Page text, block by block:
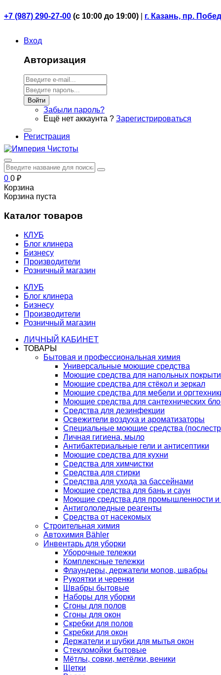
+7 (987) 290-27-00 (с 10:00 до 19:00) г. Казань, пр.
Вход
Авторизация
Войти
Забыли пароль?
Ещё нет аккаунта ? Зарегистрироваться
Регистрация
0 0 ₽
Корзина
Корзина пуста
Каталог товаров
КЛУБ
Блог клинера
Бизнесу
Производители
Розничный магазин
КЛУБ
Блог клинера
Бизнесу
Производители
Розничный магазин
ЛИЧНЫЙ КАБИНЕТ
ТОВАРЫ
Бытовая и профессиональная химия
Универсальные моющие средства
Моющие средства для напольных
Моющие средства для стёкол и зеркал
Моющие средства для мебели и
Моющие средства для сантехнических
Средства для дезинфекции
Освежители воздуха и ароматизаторы
Специальные моющие средства
Личная гигиена, мыло
Антибактериальные гели и антисептики
Моющие средства для кухни
Средства для химчистки
Средства для стирки
Средства для ухода за бассейнами
Моющие средства для бань и саун
Моющие средства для промышленности и
Антигололедные реагенты
Средства от насекомых
Строительная химия
Автохимия Bähler
Инвентарь для уборки
Уборочные тележки
Комплексные тележки
Флаундеры, держатели мопов, швабры
Рукоятки и черенки
Швабры бытовые
Наборы для уборки
Сгоны для полов
Сгоны для окон
Скребки для полов
Скребки для окон
Держатели и шубки для мытья окон
Стекломойки бытовые
Мётлы, совки, метёлки, веники
Щетки